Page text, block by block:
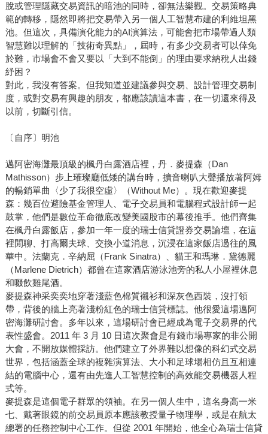
脫或管理隱藏交易資訊的暗池的同時，卻無法樂觀。交易策略典
範的轉移，隱然即將把交易帶入另一個人工智慧布建的利維坦黑
池。但這次，具備演化能力的AI演算法，可能會把市場帶過人類
智慧難以理解的「技術奇異點」，屆時，有多少交易者可以倖免
於難，市場會不會又要以「大到不能倒」的理由要求納稅人出錢
紓困？
對此，我沒有答案。但我知道並建議參與交易、設計管理交易制
度，或對交易有興趣的朋友，都應該讀這本書，在一切還來得及
以前，切斷引信。
〔自序〕明池
邁阿密海灘最頂級的楓丹白露酒店裡，丹．麥提森（Dan
Mathisson）步上璀璨廳低矮的講台時，擴音喇叭大聲播放著阿姆
的暢銷單曲〈少了我很空虛〉（Without Me）。現在歡迎麥提
森：幾百位避險基金管理人、電子交易員和電腦程式設計師一起
鼓掌，他們是數位革命徹底改變美國股市的幕後推手。他們齊集
在楓丹白露飯店，參加一年一度的瑞士信貸證券交易論壇，在這
裡閒聊、打高爾夫球、交換小道消息，沉浸在這家飯店過往的風
華中。法蘭克．辛納屈（Frank Sinatra）、貓王和瑪琳．黛德麗
（Marlene Dietrich）都曾在這家酒店游泳池旁的私人小屋裡休息
和啜飲雞尾酒。
麥提森神采奕奕地穿著淺藍色棉質襯衫和深灰色西裝，沒打領
帶，背後的牆上亮著淺粉紅色的瑞士信貸標誌。他很愛這場邁阿
密海灘研討會。多年以來，這場研討會已經成為電子交易界的代
表性盛會。2011 年 3 月 10 日這次聚會是有錢市場專家的非公開
大會，不開放媒體採訪。他們建立了外界難以想像的科幻式交易
世界，包括涵蓋全球的複雜演算法、大小和足球場相仿且互相連
結的電腦中心，還有由先進人工智慧控制的高效能交易機器人程
式等。
麥提森是這個電子群眾的領袖。在另一個人生中，這名身高一米
七、戴著眼鏡的前交易員原本應該教授量子物理學，或是在航太
總署的任務控制中心工作。但從 2001 年開始，他全心為瑞士信貸